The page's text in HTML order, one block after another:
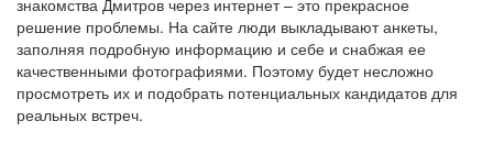
знакомства Дмитров через интернет – это прекрасное
решение проблемы. На сайте люди выкладывают анкеты,
заполняя подробную информацию и себе и снабжая ее
качественными фотографиями. Поэтому будет несложно
просмотреть их и подобрать потенциальных кандидатов для
реальных встреч.